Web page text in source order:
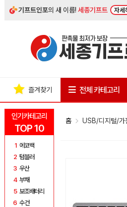
기프트인포의 새 이름!세종기프트 자세
인기카테고리
TOP 10
1 에코백
2 텀블러
3 우산
4 부채
5 보조배터리
6 수건
즐겨찾기 전체 카테고리
홈 USB/디지털/가